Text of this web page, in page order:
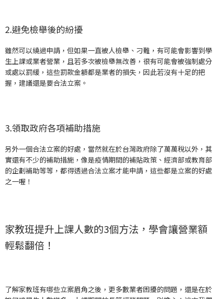
2.避免檢舉後的紛擾
雖然可以繞過申請，但如果一直被人檢舉、刁難，有可能會影響到學
生上課或業者營業，且若多次被檢舉無改善，很有可能會被強制處分
或處以罰緩，這些罰款金額都是業者的損失，因此若沒有十足的把
握，建議還是要合法立案。
3.領取政府各項補助措施
另外一個合法立案的好處，當然就在於台灣政府除了萬萬稅以外，其
實還有不少的補助措施，像是疫情期間的補貼政策、經濟部或教育部
的企劃補助等等，都得透過合法立案才能申請，這些都是立案的好處
之一喔！
家教班提升上課人數的3個方法，學會讓營業額
輕鬆翻倍！
了解家教班有哪些立案眉角之後，更多數業者困擾的問題，還是在於